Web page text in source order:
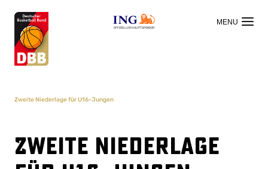
OFFIZIELLER HAUPTSPONSOR
Zweite Niederlage für U16-Jungen
Zweite Niederlage